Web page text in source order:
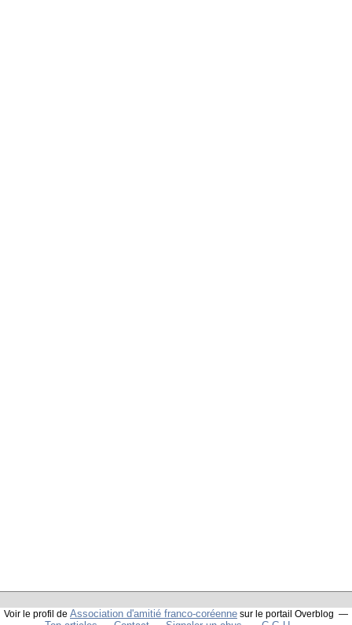
Voir le profil de Association d'amitié franco-coréenne sur le portail Overblog